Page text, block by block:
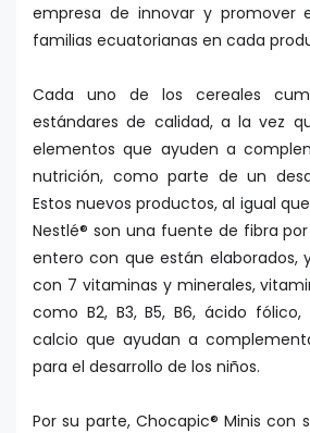
empresa de innovar y promover
familias ecuatorianas en cada
Cada uno de los cereales
estándares de calidad, a la vez
elementos que ayuden a
nutrición, como parte de un
Estos nuevos productos, al igual
Nestlé® son una fuente de fibra
entero con que están elaborados,
con 7 vitaminas y minerales,
como B2, B3, B5, B6, ácido
calcio que ayudan a
para el desarrollo de los niños.
Por su parte, Chocapic® Minis con